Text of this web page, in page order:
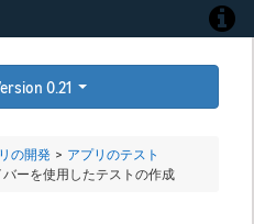
0.21
の開発 > アプリのテスト
バーを使用したテストの作成